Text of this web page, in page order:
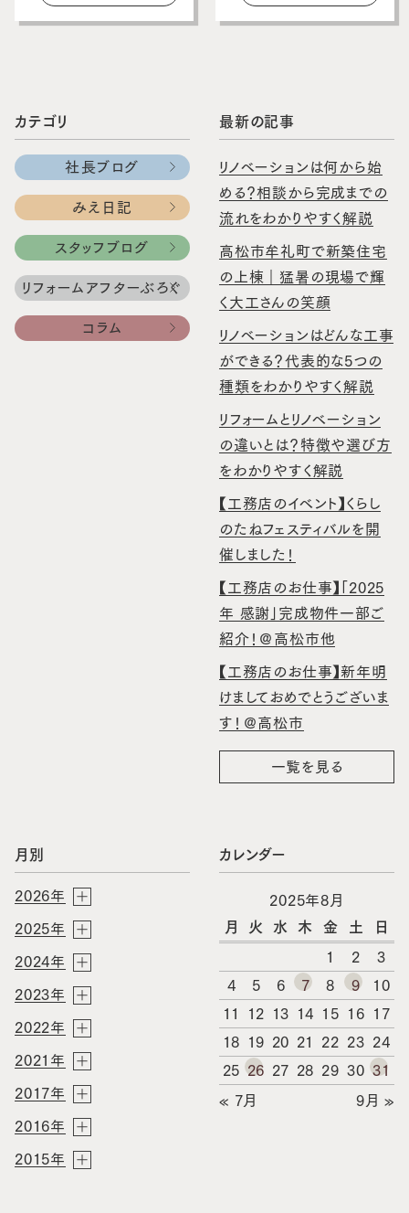
カテゴリ
社長ブログ
みえ日記
スタッフブログ
リフォームアフターぶろぐ
コラム
最新の記事
リノベーションは何から始
める？相談から完成までの
流れをわかりやすく解説
高松市牟礼町で新築住宅
の上棟｜猛暑の現場で輝
く大工さんの笑顔
リノベーションはどんな工事
ができる？代表的な5つの
種類をわかりやすく解説
リフォームとリノベーション
の違いとは？特徴や選び方
をわかりやすく解説
【工務店のイベント】くらし
のたねフェスティバルを開
催しました！
【工務店のお仕事】「2025
年 感謝」完成物件一部ご
紹介！＠高松市他
【工務店のお仕事】新年明
けましておめでとうございま
す！＠高松市
一覧を見る
月別
2026年
2025年
2024年
2023年
2022年
2021年
2017年
2016年
2015年
カレンダー
2025年8月
月
火 水 木 金 土 日
1 2
3
4
5 6 7 8 9
10
11
12 13 14 15 16
17
18
19 20 21 22 23
24
25 26 27 28 29 30 31
« 7月 9月 »